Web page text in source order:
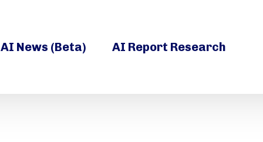
AI News (Beta) AI Report Research